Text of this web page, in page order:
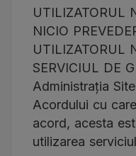
UTILIZATORUL
NICIO
UTILIZATORUL
SERVICIUL DE
Administrația
Acordului cu
acord, acesta
utilizarea